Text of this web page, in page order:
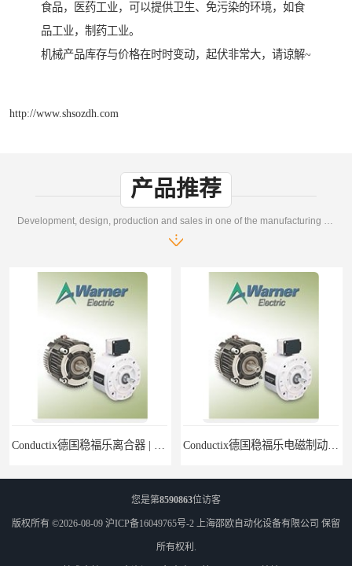
食品，医药工业，可以提供卫生、免污染的环境，如食
品工业，制药工业。
机械产品库存与价格在时时变动，起伏非常大，请谅解~
http://www.shsozdh.com
产品推荐
您是第8590863位访客
版权所有 ©2026-08-09 沪ICP备16049765号-2 上海邵欧自动化设备有限公司 保留
所有权利.